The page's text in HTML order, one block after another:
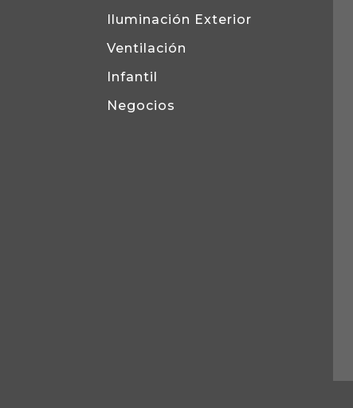
Iluminación Exterior
Ventilación
Infantil
Negocios